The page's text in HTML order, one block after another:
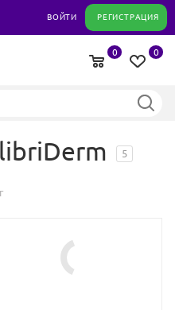
ВОЙТИ РЕГИСТРАЦИЯ
0
0
5